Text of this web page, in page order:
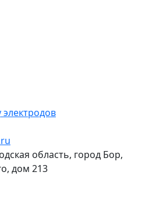
область, город Бор,
дом 213